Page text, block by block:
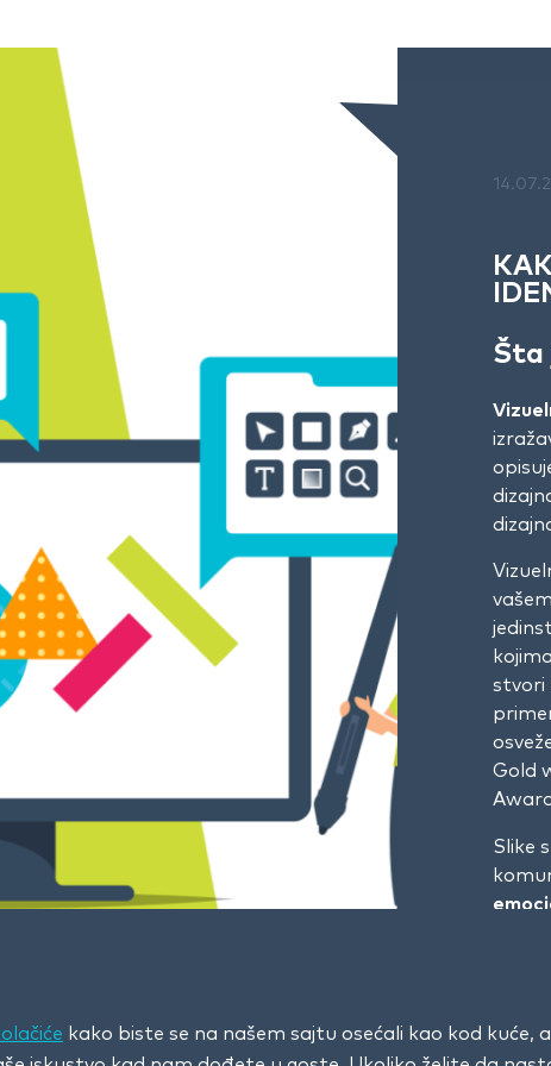
Šta
stvori
Gold
Slike
Ako
kako biste se na našem sajtu osećali kao kod kuće,